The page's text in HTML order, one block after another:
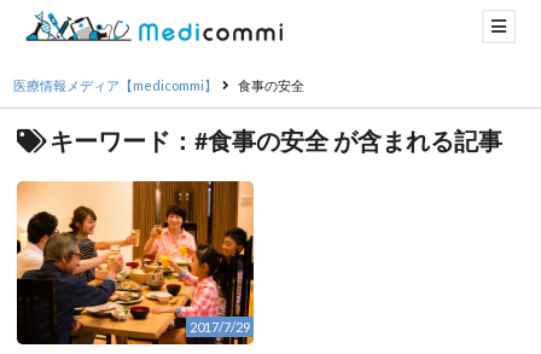
医療情報メディア【medicommi】 食事の安全
キーワード：#食事の安全 が含まれる記事
2017/7/29